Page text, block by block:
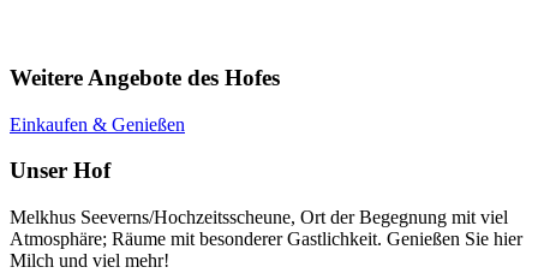
Weitere Angebote des Hofes
Einkaufen & Genießen
Unser Hof
Melkhus Seeverns/Hochzeitsscheune, Ort der Begegnung mit viel
Atmosphäre; Räume mit besonderer Gastlichkeit. Genießen Sie hier
Milch und viel mehr!